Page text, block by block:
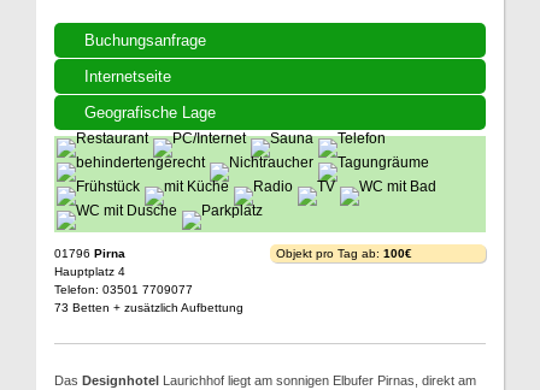
Buchungsanfrage
Internetseite
Geografische Lage
01796 Pirna
Hauptplatz 4
Telefon: 03501 7709077
73 Betten + zusätzlich Aufbettung
Objekt pro Tag ab: 100€
Das Designhotel Laurichhof liegt am sonnigen Elbufer Pirnas, direkt am